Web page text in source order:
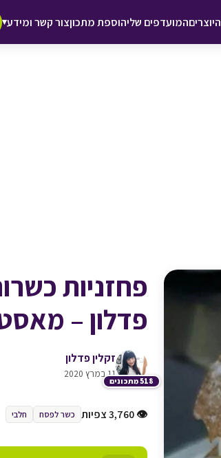
היוצריםהמועדפים שליהוספת מתכוןצור קשר ומידע▾
פחזניות
פדלון –
518 מתכונים
זקלין פדלון
11 במרץ 2020
♥ הוספה
👁 3,760 צפיות כשר לפסח חלבי